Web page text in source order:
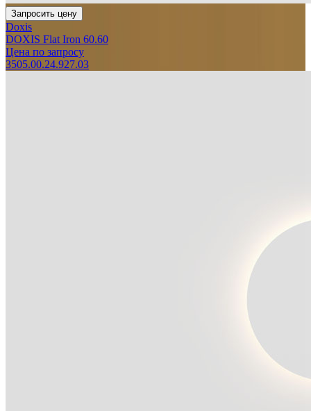
Запросить цену
Doxis
DOXIS Flat Iron 60.60
Цена по запросу
3505.00.24.927.03